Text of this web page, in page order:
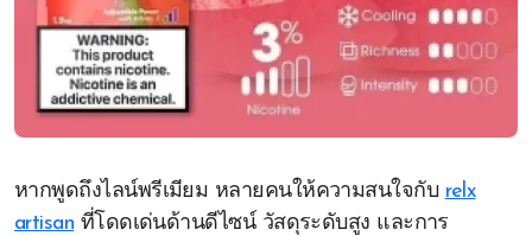
หากพูดถึงไลน์พรีเมียม หลายคนให้ความสนใจกับ relx
artisan ที่โดดเด่นด้านดีไซน์ วัสดุระดับสูง และการ